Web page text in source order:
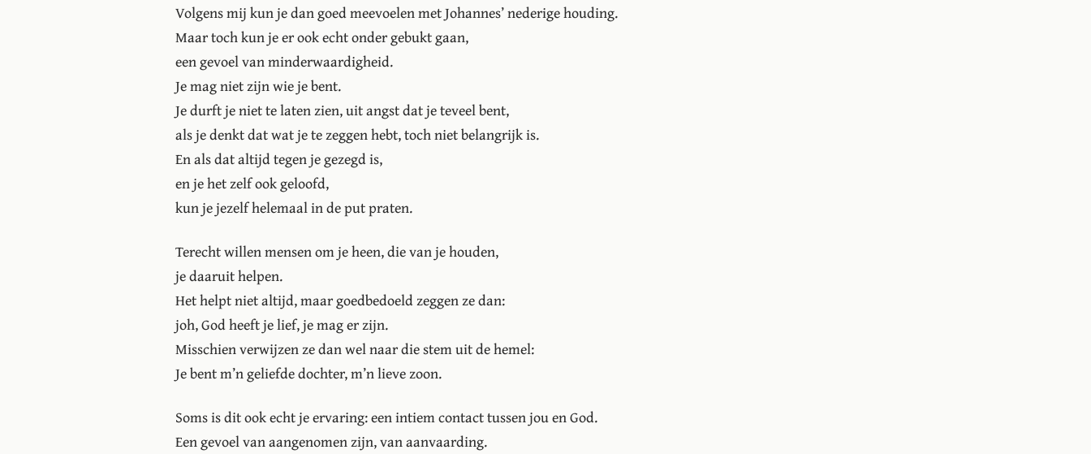
Volgens mij kun je dan goed meevoelen met Johannes’ nederige houding.
Maar toch kun je er ook echt onder gebukt gaan,
een gevoel van minderwaardigheid.
Je mag niet zijn wie je bent.
Je durft je niet te laten zien, uit angst dat je teveel bent,
als je denkt dat wat je te zeggen hebt, toch niet belangrijk is.
En als dat altijd tegen je gezegd is,
en je het zelf ook geloofd,
kun je jezelf helemaal in de put praten.
Terecht willen mensen om je heen, die van je houden,
je daaruit helpen.
Het helpt niet altijd, maar goedbedoeld zeggen ze dan:
joh, God heeft je lief, je mag er zijn.
Misschien verwijzen ze dan wel naar die stem uit de hemel:
Je bent m’n geliefde dochter, m’n lieve zoon.
Soms is dit ook echt je ervaring: een intiem contact tussen jou en God.
Een gevoel van aangenomen zijn, van aanvaarding.